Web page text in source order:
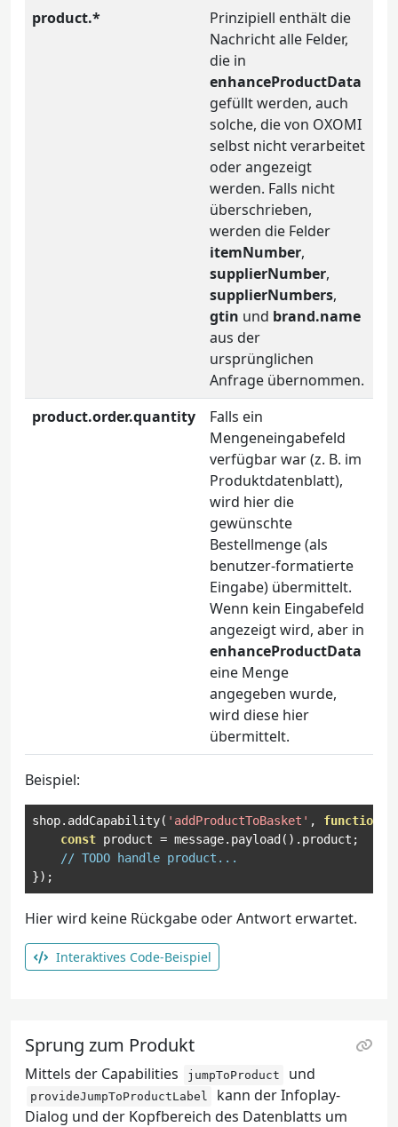
product.*
Prinzipiell enthält die
Nachricht alle Felder,
die in
enhanceProductData
gefüllt werden, auch
solche, die von OXOMI
selbst nicht verarbeitet
oder angezeigt
werden. Falls nicht
überschrieben,
werden die Felder
itemNumber,
supplierNumber,
supplierNumbers,
gtin und brand.name
aus der
ursprünglichen
Anfrage übernommen.
product.order.quantity
Falls ein
Mengeneingabefeld
verfügbar war (z. B. im
Produktdatenblatt),
wird hier die
gewünschte
Bestellmenge (als
benutzer-formatierte
Eingabe) übermittelt.
Wenn kein Eingabefeld
angezeigt wird, aber in
enhanceProductData
eine Menge
angegeben wurde,
wird diese hier
übermittelt.
Beispiel:
shop. addCapability( 'addProductToBasket' , function
const product = message. payload (). product ;
// TODO handle product...
});
Hier wird keine Rückgabe oder Antwort erwartet.
Interaktives Code-Beispiel
Sprung zum Produkt
Mittels der Capabilities jumpToProduct und
provideJumpToProductLabel
kann der Infoplay-
Dialog und der Kopfbereich des Datenblatts um